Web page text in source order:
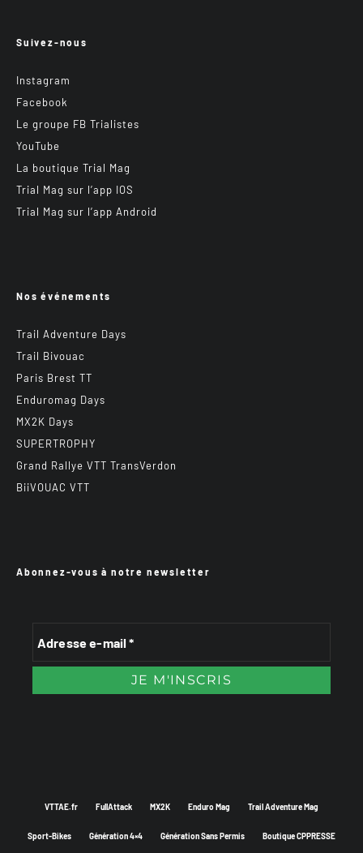
Suivez-nous
Instagram
Facebook
Le groupe FB Trialistes
YouTube
La boutique Trial Mag
Trial Mag sur l’app IOS
Trial Mag sur l’app Android
Nos événements
Trail Adventure Days
Trail Bivouac
Paris Brest TT
Enduromag Days
MX2K Days
SUPERTROPHY
Grand Rallye VTT TransVerdon
BiiVOUAC VTT
Abonnez-vous à notre newsletter
VTTAE.fr FullAttack MX2K Enduro Mag Trail Adventure Mag
Sport-Bikes Génération 4×4 Génération Sans Permis Boutique CPPRESSE